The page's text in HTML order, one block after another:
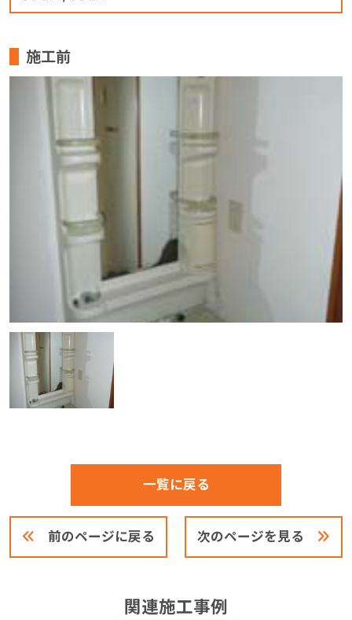
施工前
前のページに戻る
一覧に戻る
次のページを見る
関連施工事例